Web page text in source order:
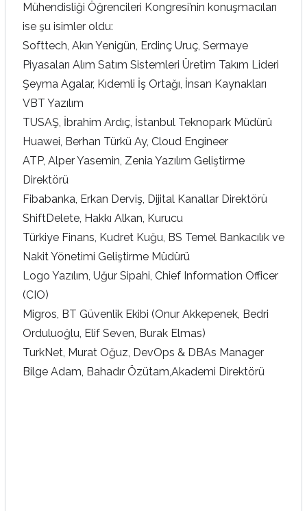
Mühendisliği Öğrencileri Kongresi’nin konuşmacıları
ise şu isimler oldu:
Softtech, Akın Yenigün, Erdinç Uruç, Sermaye
Piyasaları Alım Satım Sistemleri Üretim Takım Lideri
Şeyma Agalar, Kıdemli İş Ortağı, İnsan Kaynakları
VBT Yazılım
TUSAŞ, İbrahim Ardıç, İstanbul Teknopark Müdürü
Huawei, Berhan Türkü Ay, Cloud Engineer
ATP, Alper Yasemin, Zenia Yazılım Geliştirme
Direktörü
Fibabanka, Erkan Derviş, Dijital Kanallar Direktörü
ShiftDelete, Hakkı Alkan, Kurucu
Türkiye Finans, Kudret Kuğu, BS Temel Bankacılık ve
Nakit Yönetimi Geliştirme Müdürü
Logo Yazılım, Uğur Sipahi, Chief Information Officer
(CIO)
Migros, BT Güvenlik Ekibi (Onur Akkepenek, Bedri
Orduluoğlu, Elif Seven, Burak Elmas)
TurkNet, Murat Oğuz, DevOps & DBAs Manager
Bilge Adam, Bahadır Özütam,Akademi Direktörü